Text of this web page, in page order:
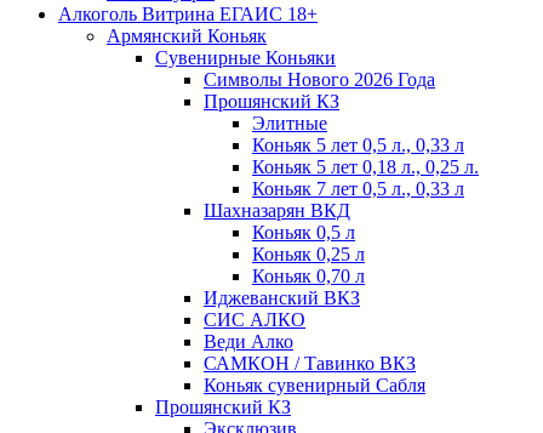
Алкоголь Витрина ЕГАИС 18+
Армянский Коньяк
Сувенирные Коньяки
Символы Нового 2026 Года
Прошянский КЗ
Элитные
Коньяк 5 лет 0,5 л., 0,33 л
Коньяк 5 лет 0,18 л., 0,25 л.
Коньяк 7 лет 0,5 л., 0,33 л
Шахназарян ВКД
Коньяк 0,5 л
Коньяк 0,25 л
Коньяк 0,70 л
Иджеванский ВКЗ
СИС АЛКО
Веди Алко
САМКОН / Тавинко ВКЗ
Коньяк сувенирный Сабля
Прошянский КЗ
Эксклюзив